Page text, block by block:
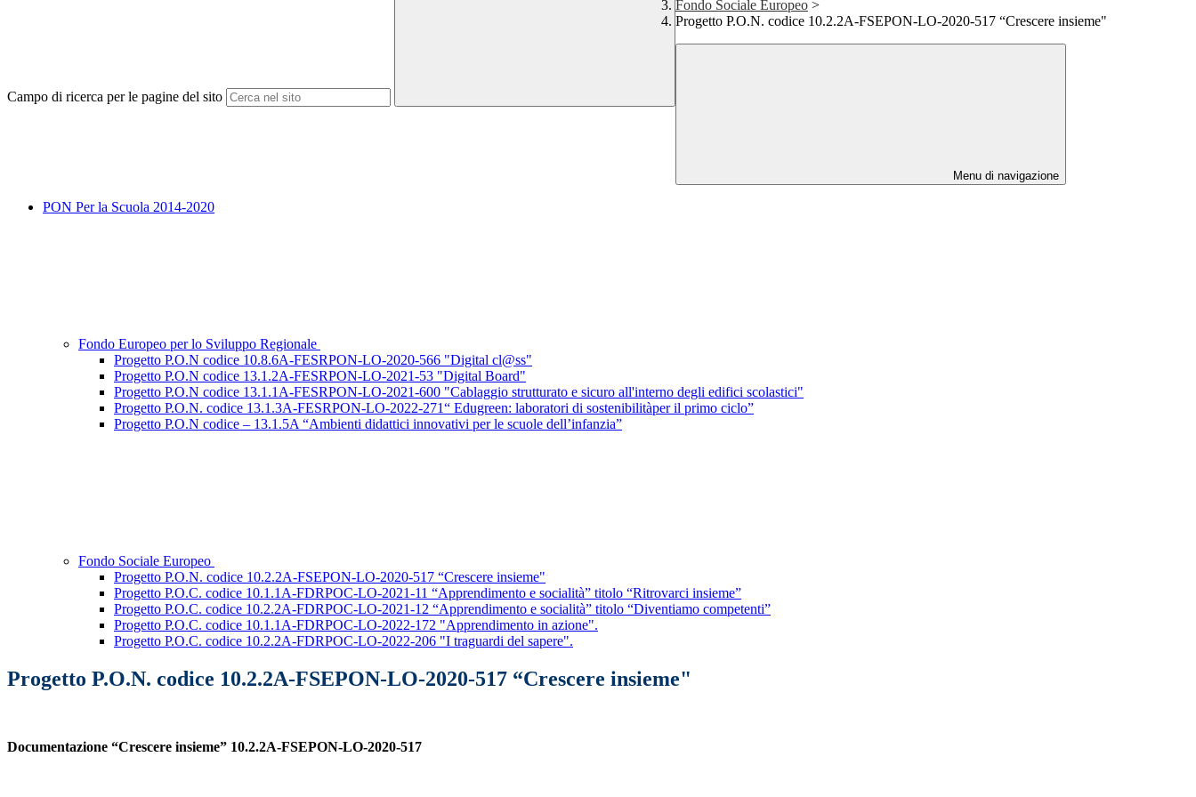
Campo di ricerca per le pagine del sito
Fondo Sociale Europeo >
Progetto P.O.N. codice 10.2.2A-FSEPON-LO-2020-517 “Crescere insieme"
Menu di navigazione
PON Per la Scuola 2014-2020
Fondo Europeo per lo Sviluppo Regionale
Progetto P.O.N codice 10.8.6A-FESRPON-LO-2020-566 "Digital cl@ss"
Progetto P.O.N codice 13.1.2A-FESRPON-LO-2021-53 "Digital Board"
Progetto P.O.N codice 13.1.1A-FESRPON-LO-2021-600 "Cablaggio strutturato e sicuro all'interno degli edifici scolastici"
Progetto P.O.N. codice 13.1.3A-FESRPON-LO-2022-271“ Edugreen: laboratori di sostenibilitàper il primo ciclo”
Progetto P.O.N codice – 13.1.5A “Ambienti didattici innovativi per le scuole dell’infanzia”
Fondo Sociale Europeo
Progetto P.O.N. codice 10.2.2A-FSEPON-LO-2020-517 “Crescere insieme"
Progetto P.O.C. codice 10.1.1A-FDRPOC-LO-2021-11 “Apprendimento e socialità” titolo “Ritrovarci insieme”
Progetto P.O.C. codice 10.2.2A-FDRPOC-LO-2021-12 “Apprendimento e socialità” titolo “Diventiamo competenti”
Progetto P.O.C. codice 10.1.1A-FDRPOC-LO-2022-172 "Apprendimento in azione".
Progetto P.O.C. codice 10.2.2A-FDRPOC-LO-2022-206 "I traguardi del sapere".
Progetto P.O.N. codice 10.2.2A-FSEPON-LO-2020-517 “Crescere insieme"
Documentazione “Crescere insieme” 10.2.2A-FSEPON-LO-2020-517